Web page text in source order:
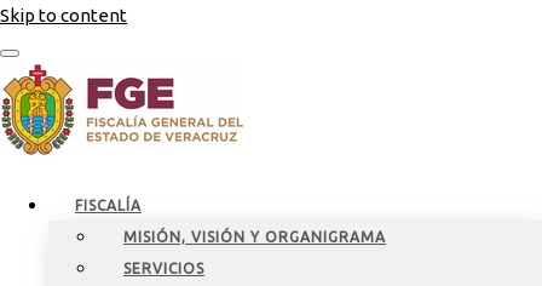
Skip to content
FISCALÍA
MISIÓN, VISIÓN Y ORGANIGRAMA
SERVICIOS